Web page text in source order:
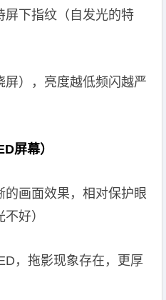
屏下指纹（自发光的特
），亮度越低频闪越严
屏幕）
画面效果，相对保护眼
好）
，拖影现象存在，更厚